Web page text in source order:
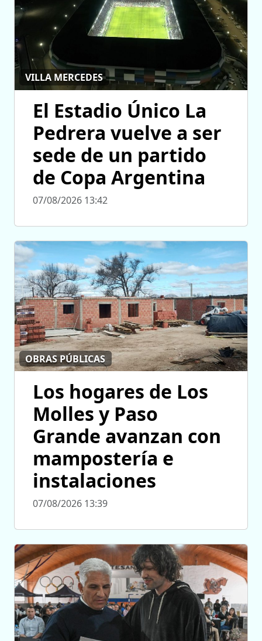
VILLA MERCEDES
El Estadio Único La
Pedrera vuelve a ser
sede de un partido
de Copa Argentina
07/08/2026 13:42
OBRAS PÚBLICAS
Los hogares de Los
Molles y Paso
Grande avanzan con
mampostería e
instalaciones
07/08/2026 13:39